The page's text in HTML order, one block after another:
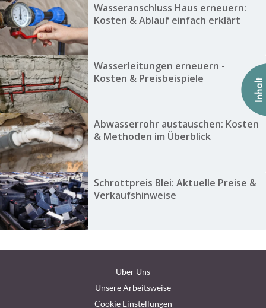
Wasseranschluss Haus erneuern:
Kosten & Ablauf einfach erklärt
Wasserleitungen erneuern -
Kosten & Preisbeispiele
Abwasserrohr austauschen: Kosten
& Methoden im Überblick
Schrottpreis Blei: Aktuelle Preise &
Verkaufshinweise
Über Uns
Unsere Arbeitsweise
Cookie Einstellungen